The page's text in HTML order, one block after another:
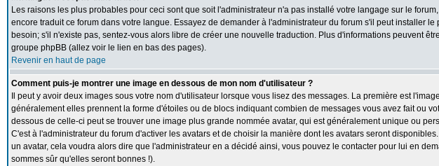
Les raisons les plus probables pour ceci sont que soit l'administrateur n'a pas installé votre langage sur le
encore traduit ce forum dans votre langue. Essayez de demander à l'administrateur du forum s'il peut installer
besoin; s'il n'existe pas, sentez-vous alors libre de créer une nouvelle traduction. Plus d'informations peuvent
groupe phpBB (allez voir le lien en bas des pages).
Revenir en haut de page
Comment puis-je montrer une image en dessous de mon nom d'utilisateur ?
Il peut y avoir deux images sous votre nom d'utilisateur lorsque vous lisez des messages. La première est
généralement elles prennent la forme d'étoiles ou de blocs indiquant combien de messages vous avez fait ou
dessous de celle-ci peut se trouver une image plus grande nommée avatar, qui est généralement unique ou
C'est à l'administrateur du forum d'activer les avatars et de choisir la manière dont les avatars seront
un avatar, cela voudra alors dire que l'administrateur en a décidé ainsi, vous pouvez le contacter pour lui en
sommes sûr qu'elles seront bonnes !).